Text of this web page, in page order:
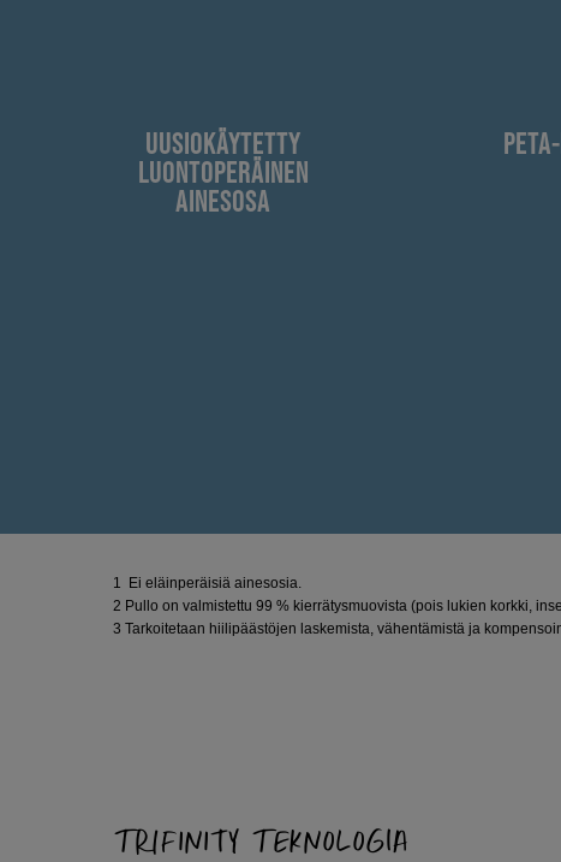
UUSIOKÄYTETTY
LUONTOPERÄINEN
AINESOSA
1 Ei eläinperäisiä ainesosia.
2 Pullo on valmistettu 99 % kierrätysmuovista (pois lukien korkki,
3 Tarkoitetaan hiilipäästöjen laskemista, vähentämistä ja
TRIFINITY TEKNOLOGIA